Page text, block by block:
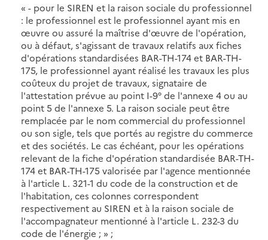
« - pour le SIREN et la raison sociale du professionnel
: le professionnel est le professionnel ayant mis en
œuvre ou assuré la maîtrise d'œuvre de l'opération,
ou à défaut, s'agissant de travaux relatifs aux fiches
d'opérations standardisées BAR-TH-174 et BAR-TH-
175, le professionnel ayant réalisé les travaux les plus
coûteux du projet de travaux, signataire de
l'attestation prévue au point I-9° de l'annexe 4 ou au
point 5 de l'annexe 5. La raison sociale peut être
remplacée par le nom commercial du professionnel
ou son sigle, tels que portés au registre du commerce
et des sociétés. Le cas échéant, pour les opérations
relevant de la fiche d'opération standardisée BAR-TH-
174 et BAR-TH-175 valorisée par l'agence mentionnée
à l'article L. 321-1 du code de la construction et de
l'habitation, ces colonnes correspondent
respectivement au SIREN et à la raison sociale de
l'accompagnateur mentionné à l'article L. 232-3 du
code de l'énergie ; » ;